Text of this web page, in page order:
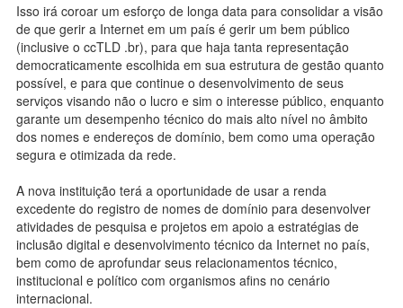
Isso irá coroar um esforço de longa data para consolidar a visão
de que gerir a Internet em um país é gerir um bem público
(inclusive o ccTLD .br), para que haja tanta representação
democraticamente escolhida em sua estrutura de gestão quanto
possível, e para que continue o desenvolvimento de seus
serviços visando não o lucro e sim o interesse público, enquanto
garante um desempenho técnico do mais alto nível no âmbito
dos nomes e endereços de domínio, bem como uma operação
segura e otimizada da rede.
A nova instituição terá a oportunidade de usar a renda
excedente do registro de nomes de domínio para desenvolver
atividades de pesquisa e projetos em apoio a estratégias de
inclusão digital e desenvolvimento técnico da Internet no país,
bem como de aprofundar seus relacionamentos técnico,
institucional e político com organismos afins no cenário
internacional.